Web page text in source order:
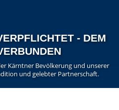
- DEM
Kärntner Bevölkerung und unserer
und gelebter Partnerschaft.